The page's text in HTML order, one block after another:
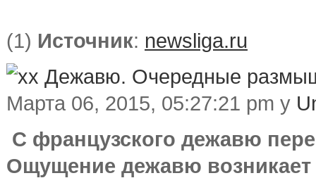
(1) Источник: newsliga.ru
Дежавю. Очередные
Марта 06, 2015, 05:27:21 pm у
С французского дежавю
Ощущение дежавю возникает